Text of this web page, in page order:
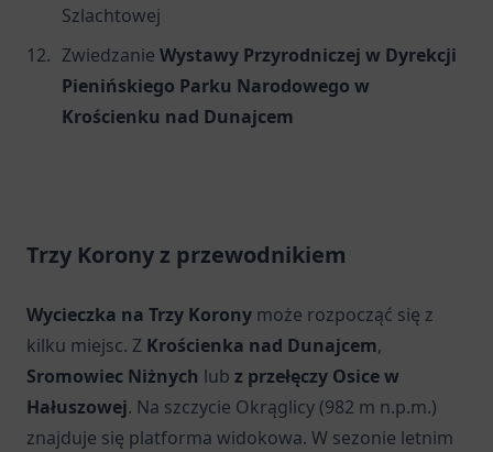
Szlachtowej
Zwiedzanie Wystawy Przyrodniczej w Dyrekcji
Pienińskiego Parku Narodowego w
Krościenku nad Dunajcem
Trzy Korony z przewodnikiem
Wycieczka na Trzy Korony może rozpocząć się z
kilku miejsc. Z Krościenka nad Dunajcem,
Sromowiec Niżnych lub z przełęczy Osice w
Hałuszowej. Na szczycie Okrąglicy (982 m n.p.m.)
znajduje się platforma widokowa. W sezonie letnim